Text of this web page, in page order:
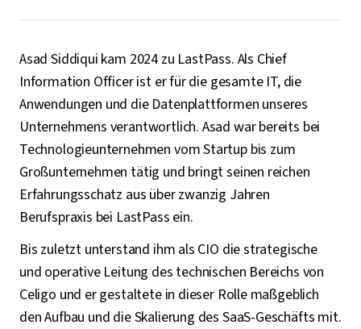
Asad Siddiqui kam 2024 zu LastPass. Als Chief
Information Officer ist er für die gesamte IT, die
Anwendungen und die Datenplattformen unseres
Unternehmens verantwortlich. Asad war bereits bei
Technologieunternehmen vom Startup bis zum
Großunternehmen tätig und bringt seinen reichen
Erfahrungsschatz aus über zwanzig Jahren
Berufspraxis bei LastPass ein.
Bis zuletzt unterstand ihm als CIO die strategische
und operative Leitung des technischen Bereichs von
Celigo und er gestaltete in dieser Rolle maßgeblich
den Aufbau und die Skalierung des SaaS-Geschäfts mit.